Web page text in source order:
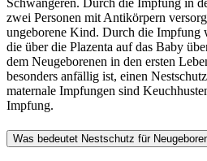
Schwangeren. Durch die Impfung in
zwei Personen mit Antikörpern
ungeborene Kind. Durch die Impfung
die über die Plazenta auf das Baby
dem Neugeborenen in den ersten
besonders anfällig ist, einen
maternale Impfungen sind
Impfung.
Was bedeutet Nestschutz für